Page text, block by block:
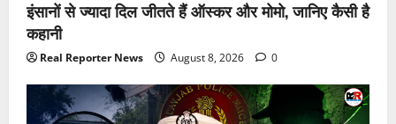
इंसानों से ज्यादा दिल जीतते हैं ऑस्कर और मोमो, जानिए कैसी है
कहानी
Real Reporter News August 8, 2026 0